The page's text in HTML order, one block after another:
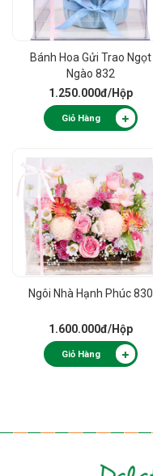
Bánh Hoa Gửi Trao Ngọt
Ngào 832
1.250.000đ/Hộp
Giỏ Hàng
Ngôi Nhà Hạnh Phúc 830
1.600.000đ/Hộp
Giỏ Hàng